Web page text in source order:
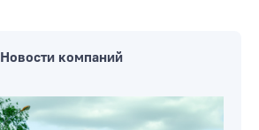
Новости компаний